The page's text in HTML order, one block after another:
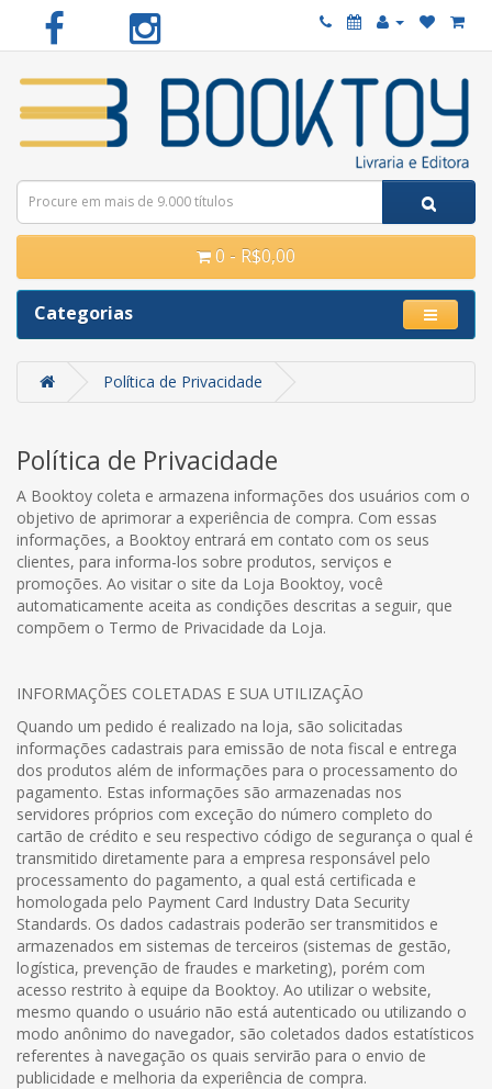
0 - R$0,00
Categorias
Política de Privacidade
Política de Privacidade
A Booktoy coleta e armazena informações dos usuários com o
objetivo de aprimorar a experiência de compra. Com essas
informações, a Booktoy entrará em contato com os seus
clientes, para informa-los sobre produtos, serviços e
promoções. Ao visitar o site da Loja Booktoy, você
automaticamente aceita as condições descritas a seguir, que
compõem o Termo de Privacidade da Loja.
INFORMAÇÕES COLETADAS E SUA UTILIZAÇÃO
Quando um pedido é realizado na loja, são solicitadas
informações cadastrais para emissão de nota fiscal e entrega
dos produtos além de informações para o processamento do
pagamento. Estas informações são armazenadas nos
servidores próprios com exceção do número completo do
cartão de crédito e seu respectivo código de segurança o qual é
transmitido diretamente para a empresa responsável pelo
processamento do pagamento, a qual está certificada e
homologada pelo Payment Card Industry Data Security
Standards. Os dados cadastrais poderão ser transmitidos e
armazenados em sistemas de terceiros (sistemas de gestão,
logística, prevenção de fraudes e marketing), porém com
acesso restrito à equipe da Booktoy. Ao utilizar o website,
mesmo quando o usuário não está autenticado ou utilizando o
modo anônimo do navegador, são coletados dados estatísticos
referentes à navegação os quais servirão para o envio de
publicidade e melhoria da experiência de compra.